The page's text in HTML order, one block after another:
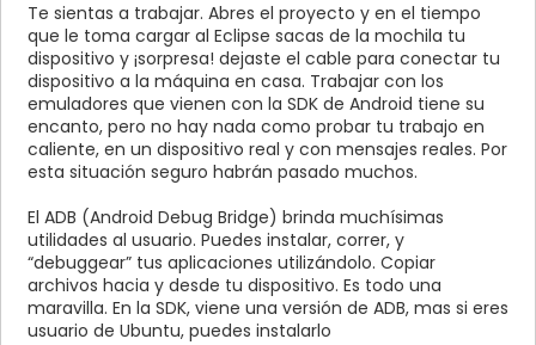
Te sientas a trabajar. Abres el proyecto y en el tiempo
que le toma cargar al Eclipse sacas de la mochila tu
dispositivo y ¡sorpresa! dejaste el cable para conectar tu
dispositivo a la máquina en casa. Trabajar con los
emuladores que vienen con la SDK de Android tiene su
encanto, pero no hay nada como probar tu trabajo en
caliente, en un dispositivo real y con mensajes reales. Por
esta situación seguro habrán pasado muchos.
El ADB (Android Debug Bridge) brinda muchísimas
utilidades al usuario. Puedes instalar, correr, y
“debuggear” tus aplicaciones utilizándolo. Copiar
archivos hacia y desde tu dispositivo. Es todo una
maravilla. En la SDK, viene una versión de ADB, mas si eres
usuario de Ubuntu, puedes instalarlo